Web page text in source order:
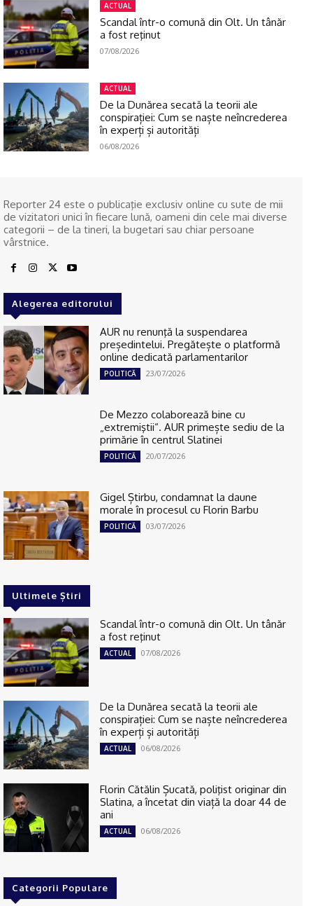
ACTUAL
Scandal într-o comună din Olt. Un tânăr
a fost reţinut
07/08/2026
ACTUAL
De la Dunărea secată la teorii ale
conspirației: Cum se naște neîncrederea
în experți și autorități
06/08/2026
Reporter 24 este o publicaţie exclusiv online cu sute de mii
de vizitatori unici în fiecare lună, oameni din cele mai diverse
categorii – de la tineri, la bugetari sau chiar persoane
vârstnice.
Alegerea editorului
AUR nu renunţă la suspendarea
președintelui. Pregătește o platformă
online dedicată parlamentarilor
POLITICĂ 23/07/2026
De Mezzo colaborează bine cu
„extremiştii“. AUR primește sediu de la
primărie în centrul Slatinei
POLITICĂ 20/07/2026
Gigel Știrbu, condamnat la daune
morale în procesul cu Florin Barbu
POLITICĂ 03/07/2026
Ultimele Știri
Scandal într-o comună din Olt. Un tânăr
a fost reţinut
ACTUAL 07/08/2026
De la Dunărea secată la teorii ale
conspirației: Cum se naște neîncrederea
în experți și autorități
ACTUAL 06/08/2026
Florin Cătălin Șucată, poliţist originar din
Slatina, a încetat din viață la doar 44 de
ani
ACTUAL 06/08/2026
Categorii Populare